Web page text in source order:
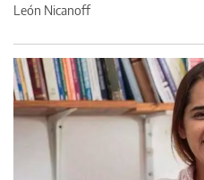
León Nicanoff